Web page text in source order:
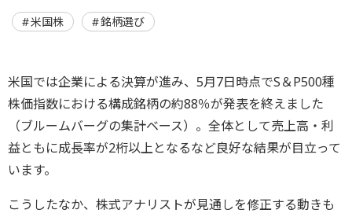
米国株 銘柄選び
米国では企業による決算が進み、5月7日時点でS＆P500種
株価指数における構成銘柄の約88％が発表を終えました
（ブルームバーグの集計ベース）。全体として売上高・利
益ともに成長率が2桁以上となるなど良好な結果が目立って
います。
こうしたなか、株式アナリストが見通しを修正する動きも